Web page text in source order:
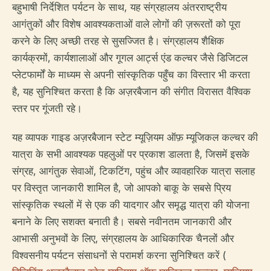
बहुभाषी निर्देशित पर्यटन के साथ, यह संग्रहालय अंतरराष्ट्रीय
आगंतुकों और विशेष आवश्यकताओं वाले लोगों की ज़रूरतों को पूरा
करने के लिए अच्छी तरह से सुसज्जित है। संग्रहालय शैक्षिक
कार्यक्रमों, कार्यशालाओं और गूगल आर्ट्स एंड कल्चर जैसे डिजिटल
प्लेटफार्मों के माध्यम से अपनी सांस्कृतिक पहुँच का विस्तार भी करता
है, यह सुनिश्चित करता है कि अज़रबैजान की संगीत विरासत वैश्विक
स्तर पर गूंजती रहे।
यह व्यापक गाइड अज़रबैजान स्टेट म्यूज़ियम ऑफ़ म्यूजिकल कल्चर की
यात्रा के सभी आवश्यक पहलुओं पर प्रकाश डालता है, जिसमें इसके
संग्रह, आगंतुक सेवाओं, टिकटिंग, पहुंच और व्यावहारिक यात्रा सलाह
पर विस्तृत जानकारी शामिल है, जो आपको बाकू के सबसे प्रिय
सांस्कृतिक स्थलों में से एक की यादगार और समृद्ध यात्रा की योजना
बनाने के लिए सशक्त बनाती है। सबसे नवीनतम जानकारी और
आभासी अनुभवों के लिए, संग्रहालय के आधिकारिक चैनलों और
विश्वसनीय पर्यटन संसाधनों से परामर्श करना सुनिश्चित करें (